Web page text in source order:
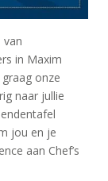
van
in Maxim
onze
naar jullie
jou en je
aan Chef’s